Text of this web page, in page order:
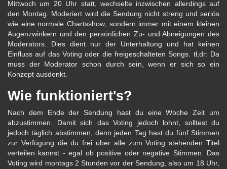
Mittwoch um 20 Uhr statt, wechselte inzwischen allerdings auf
den Montag. Moderiert wird die Sendung nicht streng und seriös
wie eine normale Chartsshow, sondern immer mit einem kleinen
Augenzwinkern und den persönlichen Zu- und Abneigungen des
Moderators. Dies dient nur der Unterhaltung und hat keinen
Einfluss auf das Voting oder die freigeschalteten Songs. tl;dr: Da
muss der Moderator schon durch sein, wenn er sich so ein
Konzept ausdenkt.
Wie funktioniert's?
Nach dem Ende der Sendung hast du eine Woche Zeit um
abzustimmen. Damit sich das Voting jedoch lohnt, solltest du
jedoch täglich abstimmen, denn jeden Tag hast du fünf Stimmen
zur Verfügung die du frei über alle zum Voting stehenden Titel
verteilen kannst - egal ob positive oder negative Stimmen. Das
Voting wird montags 2 Stunden vor der Sendung, also um 18 Uhr,